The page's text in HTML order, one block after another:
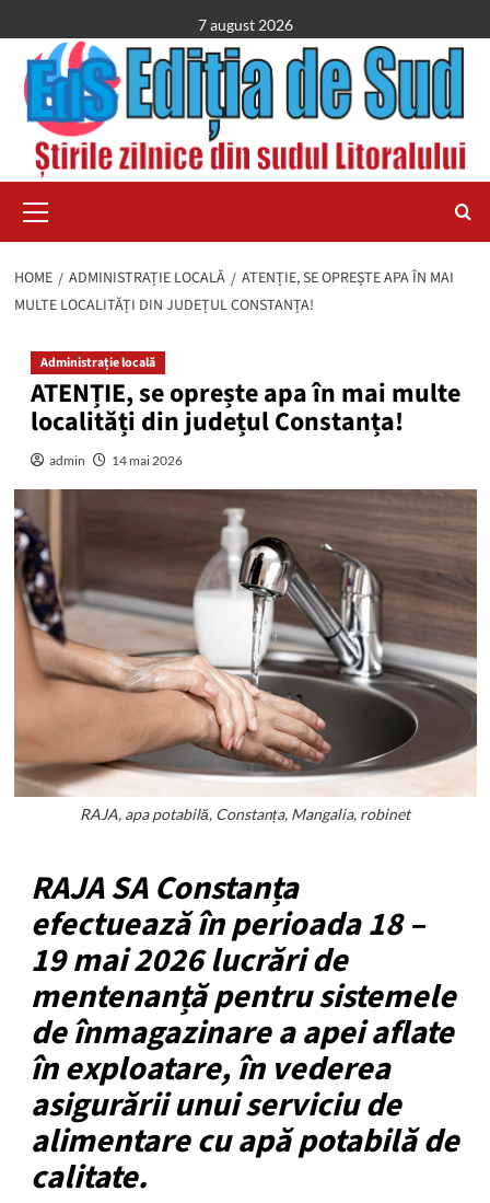
to
content
7 august 2026
Menu
HOME ADMINISTRAȚIE LOCALĂ
ATENȚIE, SE OPREȘTE APA ÎN MAI
MULTE LOCALITĂȚI DIN JUDEȚUL CONSTANȚA!
Administrație locală
ATENȚIE, se oprește apa în mai multe
localități din județul Constanța!
admin 14 mai 2026
RAJA, apa potabilă, Constanța, Mangalia, robinet
RAJA SA Constanța
efectuează în perioada 18 –
19 mai 2026 lucrări de
mentenanță pentru sistemele
de înmagazinare a apei aflate
în exploatare, în vederea
asigurării unui serviciu de
alimentare cu apă potabilă de
calitate.